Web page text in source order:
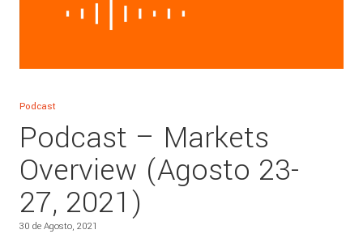
Podcast
Podcast – Markets
Overview (Agosto 23-
27, 2021)
30 de Agosto, 2021